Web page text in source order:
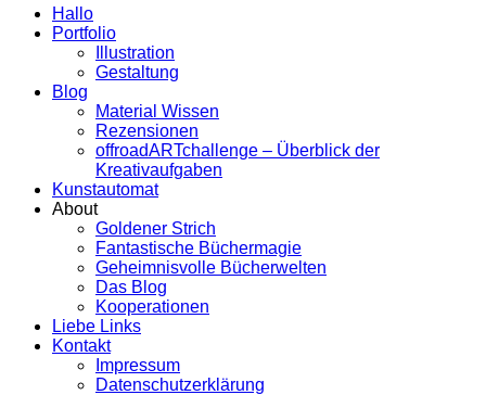
Hallo
Portfolio
Illustration
Gestaltung
Blog
Material Wissen
Rezensionen
offroadARTchallenge – Überblick der
Kreativaufgaben
Kunstautomat
About
Goldener Strich
Fantastische Büchermagie
Geheimnisvolle Bücherwelten
Das Blog
Kooperationen
Liebe Links
Kontakt
Impressum
Datenschutzerklärung